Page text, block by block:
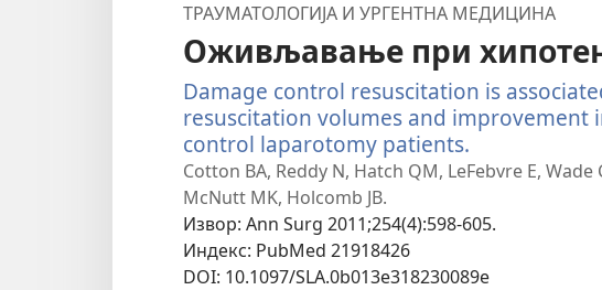
ТРАУМАТОЛОГИЈА И УРГЕНТНА МЕДИЦИНА
Оживљавање при
Damage control resuscitation is
resuscitation volumes and improvement
control laparotomy patients.
нови
Cotton BA, Reddy N, Hatch QM, LeFebvre E, Wade
McNutt MK, Holcomb JB.
Извор‎: Ann Surg 2011;254(4):598-605.
Индекс‎: PubMed 21918426
DOI‎: 10.1097/SLA.0b013e318230089e